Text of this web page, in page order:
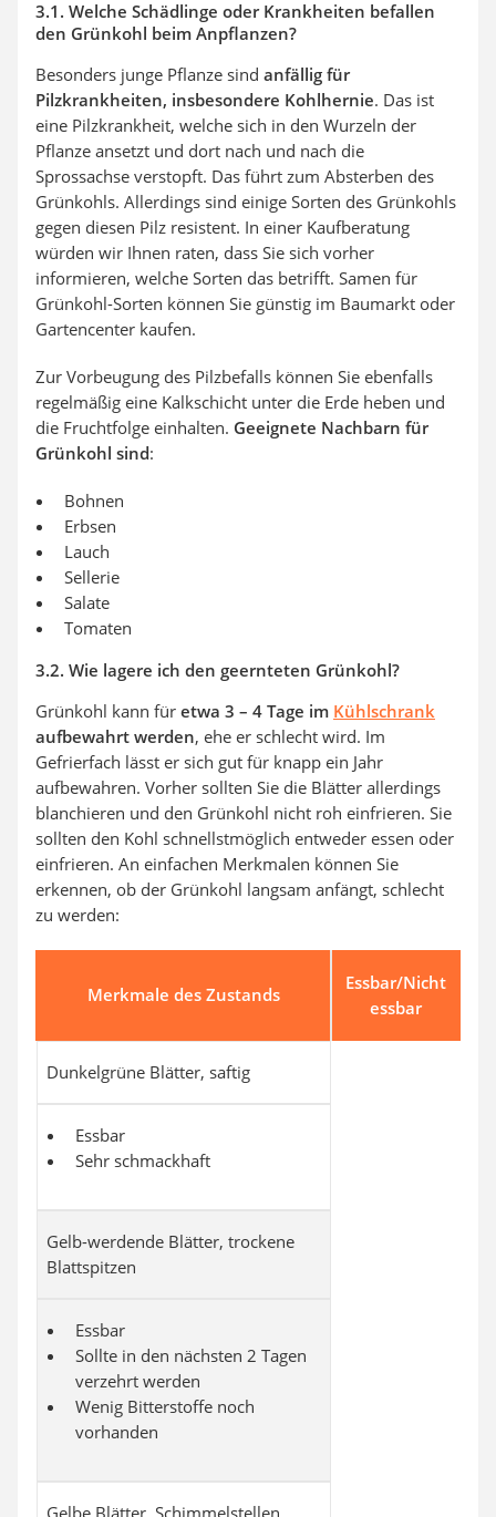
3.1. Welche Schädlinge oder Krankheiten befallen
den Grünkohl beim Anpflanzen?
Besonders junge Pflanze sind anfällig für
Pilzkrankheiten, insbesondere Kohlhernie. Das ist
eine Pilzkrankheit, welche sich in den Wurzeln der
Pflanze ansetzt und dort nach und nach die
Sprossachse verstopft. Das führt zum Absterben des
Grünkohls. Allerdings sind einige Sorten des Grünkohls
gegen diesen Pilz resistent. In einer Kaufberatung
würden wir Ihnen raten, dass Sie sich vorher
informieren, welche Sorten das betrifft. Samen für
Grünkohl-Sorten können Sie günstig im Baumarkt oder
Gartencenter kaufen.
Zur Vorbeugung des Pilzbefalls können Sie ebenfalls
regelmäßig eine Kalkschicht unter die Erde heben und
die Fruchtfolge einhalten. Geeignete Nachbarn für
Grünkohl sind:
Bohnen
Erbsen
Lauch
Sellerie
Salate
Tomaten
3.2. Wie lagere ich den geernteten Grünkohl?
Grünkohl kann für etwa 3 – 4 Tage im Kühlschrank
aufbewahrt werden, ehe er schlecht wird. Im
Gefrierfach lässt er sich gut für knapp ein Jahr
aufbewahren. Vorher sollten Sie die Blätter allerdings
blanchieren und den Grünkohl nicht roh einfrieren. Sie
sollten den Kohl schnellstmöglich entweder essen oder
einfrieren. An einfachen Merkmalen können Sie
erkennen, ob der Grünkohl langsam anfängt, schlecht
zu werden:
Merkmale des Zustands
Essbar/Nicht
essbar
Dunkelgrüne Blätter, saftig
Essbar
Sehr schmackhaft
Gelb-werdende Blätter, trockene
Blattspitzen
Essbar
Sollte in den nächsten 2 Tagen
verzehrt werden
Wenig Bitterstoffe noch
vorhanden